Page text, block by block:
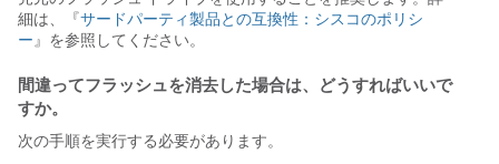
細は、『サードパーティ製品との互換性：シスコのポリシ
ー 』を参照してください。
間違ってフラッシュを消去した場合は、どうすればいいで
すか。
次の手順を実行する必要があります。